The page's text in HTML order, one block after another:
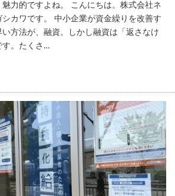
力的ですよね。 こんにちは。株式会社ネ
カワです。 中小企業が資金繰りを改善す
方法が、融資。しかし融資は「返さなけ
す。たくさ…